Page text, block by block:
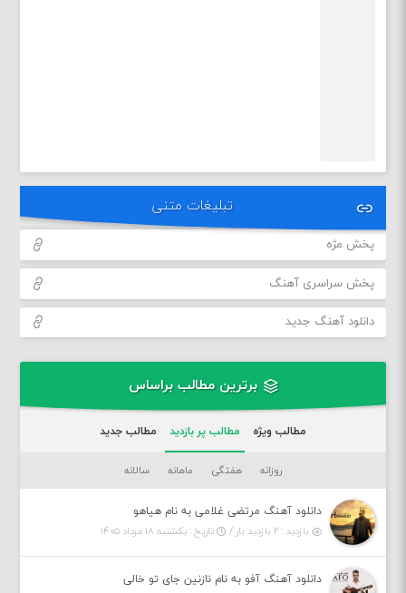
تبلیغات متنی
پخش مژه
پخش سراسری آهنگ
دانلود آهنگ جدید
برترین مطالب براساس
مطالب ویژه مطالب پر بازدید مطالب جدید
روزانه هفتگی ماهانه سالانه
دانلود آهنگ مرتضی غلامی به نام هیاهو
بازدید : ۲ بازدید بار /
تاریخ : یکشنبه ۱۸ مرداد ۱۴۰۵
دانلود آهنگ آفو به نام نازنین جای تو خالی